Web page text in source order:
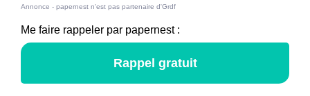
Annonce - papernest n'est pas partenaire d'Grdf
Me faire rappeler par papernest :
Rappel gratuit